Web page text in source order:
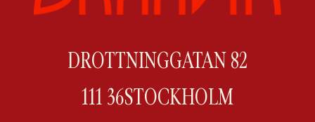
DROTTNINGGATAN 82
111 36STOCKHOLM